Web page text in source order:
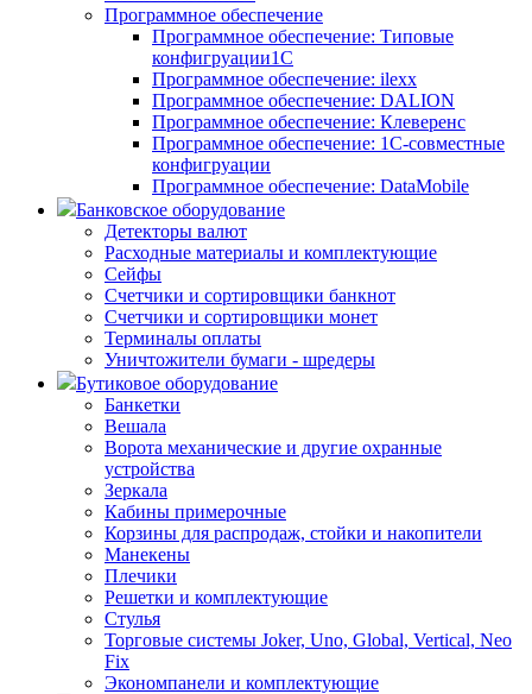
Программное обеспечение
Программное обеспечение: Типовые
конфигруации1С
Программное обеспечение: ilexx
Программное обеспечение: DALION
Программное обеспечение: Клеверенс
Программное обеспечение: 1С-совместные
конфигруации
Программное обеспечение: DataMobile
Банковское оборудование
Детекторы валют
Расходные материалы и комплектующие
Сейфы
Счетчики и сортировщики банкнот
Счетчики и сортировщики монет
Терминалы оплаты
Уничтожители бумаги - шредеры
Бутиковое оборудование
Банкетки
Вешала
Ворота механические и другие охранные
устройства
Зеркала
Кабины примерочные
Корзины для распродаж, стойки и накопители
Манекены
Плечики
Решетки и комплектующие
Стулья
Торговые системы Joker, Uno, Global, Vertical, Neo
Fix
Экономпанели и комплектующие